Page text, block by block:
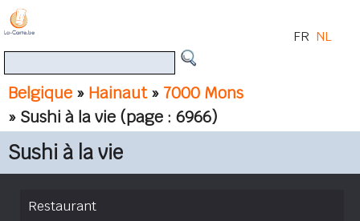
Belgique » Hainaut» 7000 Mons
» Sushi à la vie (page : 6966)
FR NL
Sushi à la vie
Restaurant